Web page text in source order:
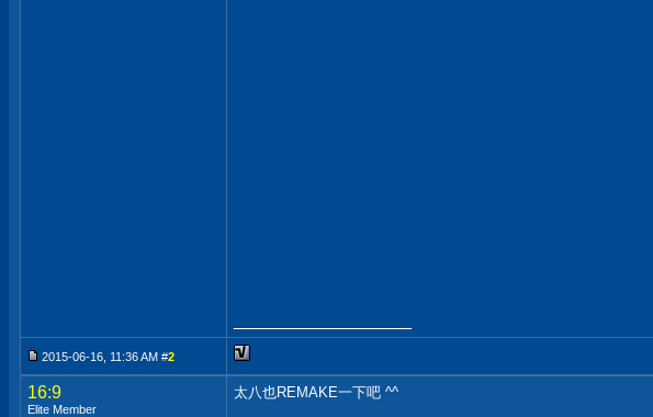
2015-06-16, 11:36 AM #2
16:9
Elite Member
太八也REMAKE一下吧 ^^